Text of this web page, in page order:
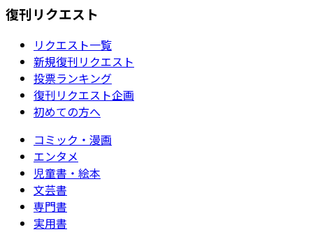
復刊リクエスト
リクエスト一覧
新規復刊リクエスト
投票ランキング
復刊リクエスト企画
初めての方へ
コミック・漫画
エンタメ
児童書・絵本
文芸書
専門書
実用書